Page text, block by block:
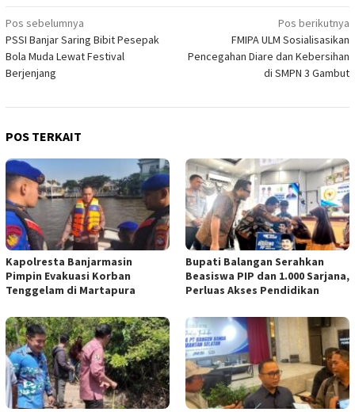
Navigasi
pos
Pos sebelumnya
PSSI Banjar Saring Bibit Pesepak
Bola Muda Lewat Festival
Berjenjang
Pos berikutnya
FMIPA ULM Sosialisasikan
Pencegahan Diare dan Kebersihan
di SMPN 3 Gambut
POS TERKAIT
Kapolresta Banjarmasin
Pimpin Evakuasi Korban
Tenggelam di Martapura
Bupati Balangan Serahkan
Beasiswa PIP dan 1.000 Sarjana,
Perluas Akses Pendidikan